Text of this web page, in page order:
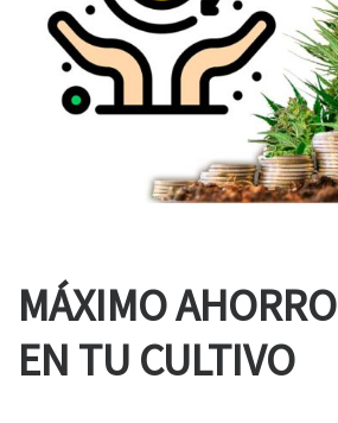
MÁXIMO AHORRO
EN TU CULTIVO